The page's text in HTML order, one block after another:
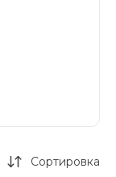
Сортировка